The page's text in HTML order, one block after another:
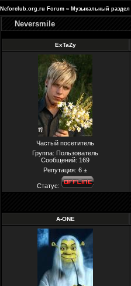
Neforclub.org.ru Forum » Музыкальный раздел
Neversmile
ExTaZy
Частый посетитель
Группа: Пользователь
Сообщений: 169
Репутация: 6 ±
Статус:
A-ONE